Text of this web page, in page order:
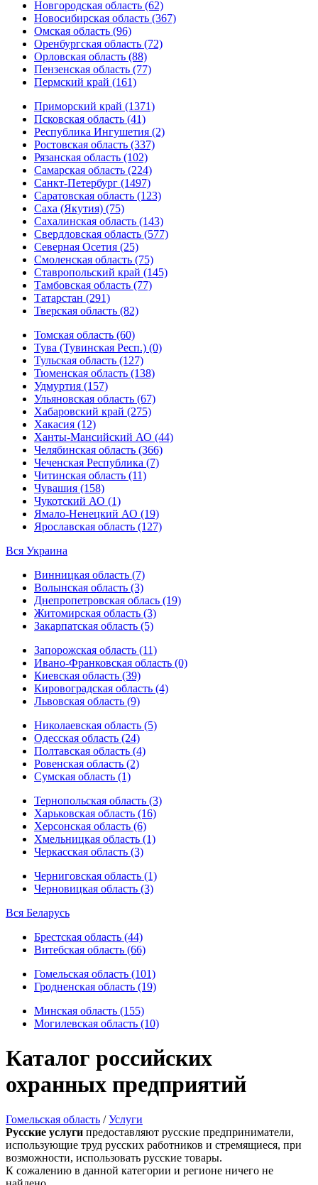
Новгородская область (62)
Новосибирская область (367)
Омская область (96)
Оренбургская область (72)
Орловская область (88)
Пензенская область (77)
Пермский край (161)
Приморский край (1371)
Псковская область (41)
Республика Ингушетия (2)
Ростовская область (337)
Рязанская область (102)
Самарская область (224)
Санкт-Петербург (1497)
Саратовская область (123)
Саха (Якутия) (75)
Сахалинская область (143)
Свердловская область (577)
Северная Осетия (25)
Смоленская область (75)
Ставропольский край (145)
Тамбовская область (77)
Татарстан (291)
Тверская область (82)
Томская область (60)
Тува (Тувинская Респ.) (0)
Тульская область (127)
Тюменская область (138)
Удмуртия (157)
Ульяновская область (67)
Хабаровский край (275)
Хакасия (12)
Ханты-Мансийский АО (44)
Челябинская область (366)
Чеченская Республика (7)
Читинская область (11)
Чувашия (158)
Чукотский АО (1)
Ямало-Ненецкий АО (19)
Ярославская область (127)
Вся Украина
Винницкая область (7)
Волынская область (3)
Днепропетровская облась (19)
Житомирская область (3)
Закарпатская область (5)
Запорожская область (11)
Ивано-Франковская область (0)
Киевская область (39)
Кировоградская область (4)
Львовская область (9)
Николаевская область (5)
Одесская область (24)
Полтавская область (4)
Ровенская область (2)
Сумская область (1)
Тернопольская область (3)
Харьковская область (16)
Херсонская область (6)
Хмельницкая область (1)
Черкасская область (3)
Черниговская область (1)
Черновицкая область (3)
Вся Беларусь
Брестская область (44)
Витебская область (66)
Гомельская область (101)
Гродненская область (19)
Минская область (155)
Могилевская область (10)
Каталог российских
охранных предприятий
Гомельская область /Услуги
Русские услуги предоставляют русские предприниматели,
использующие труд русских работников и стремящиеся, при
возможности, использовать русские товары.
К сожалению в данной категории и регионе ничего не